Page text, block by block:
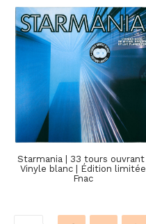
Starmania | 33 tours ouvrant |
Vinyle blanc | Édition limitée
Fnac